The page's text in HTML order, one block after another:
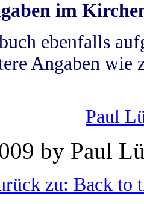
im
ebenfalls
Angaben wie
Paul
by Paul
zu: Back to